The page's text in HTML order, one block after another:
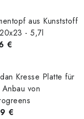
aus Kunststoff
- 5,7l
€
Kresse Platte für
von
€